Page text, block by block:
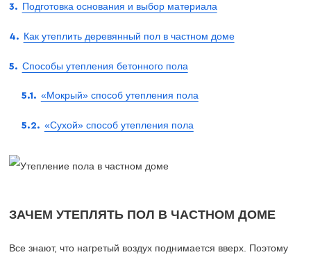
Подготовка основания и выбор материала
Как утеплить деревянный пол в частном доме
Способы утепления бетонного пола
«Мокрый» способ утепления пола
«Сухой» способ утепления пола
ЗАЧЕМ УТЕПЛЯТЬ ПОЛ В ЧАСТНОМ ДОМЕ
Все знают, что нагретый воздух поднимается вверх. Поэтому